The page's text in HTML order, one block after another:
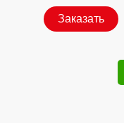
Заказать